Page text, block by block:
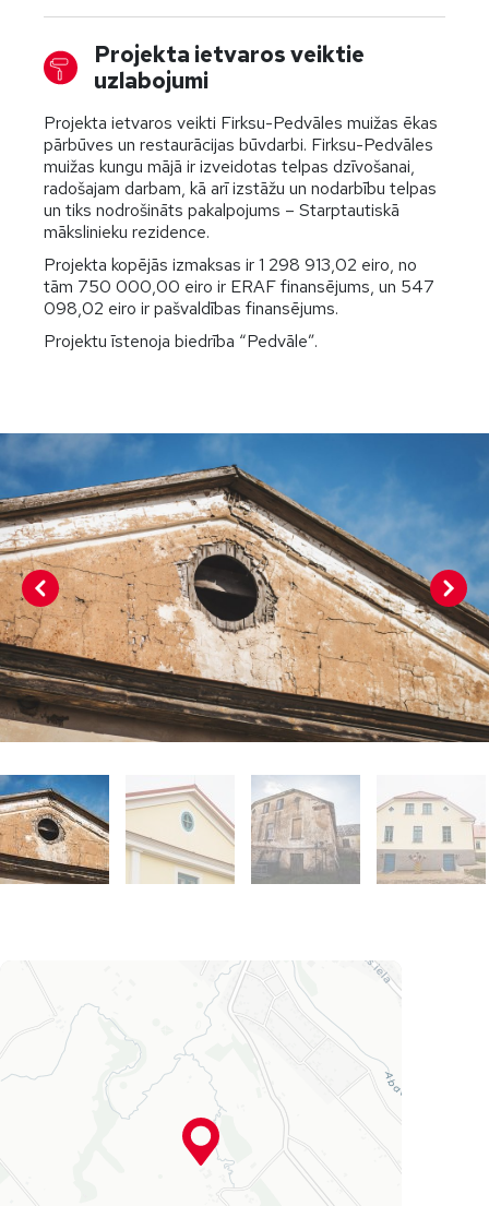
Projekta ietvaros veiktie
uzlabojumi
Projekta ietvaros veikti Firksu-Pedvāles muižas ēkas
pārbūves un restaurācijas būvdarbi. Firksu-Pedvāles
muižas kungu mājā ir izveidotas telpas dzīvošanai,
radošajam darbam, kā arī izstāžu un nodarbību telpas
un tiks nodrošināts pakalpojums – Starptautiskā
mākslinieku rezidence.
Projekta kopējās izmaksas ir 1 298 913,02 eiro, no
tām 750 000,00 eiro ir ERAF finansējums, un 547
098,02 eiro ir pašvaldības finansējums.
Projektu īstenoja biedrība “Pedvāle”.